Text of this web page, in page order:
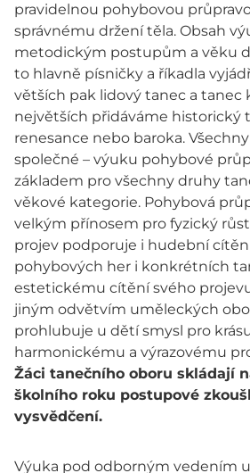
pravidelnou pohybovou
správnému držení těla. Obsah
metodickým postupům a věku
to hlavně písničky a říkadla
větších pak lidový tanec a tanec
největších přidáváme historický
renesance nebo baroka.
společné – výuku pohybové
základem pro všechny druhy
věkové kategorie. Pohybová
velkým přínosem pro fyzický
projev podporuje i hudební
pohybových her i konkrétních
estetickému cítění svého
jiným odvětvím uměleckých
prohlubuje u dětí smysl pro
harmonickému a výrazovému
Žáci tanečního oboru skládají
školního roku postupové
vysvědčení.
Výuka pod odborným vedením